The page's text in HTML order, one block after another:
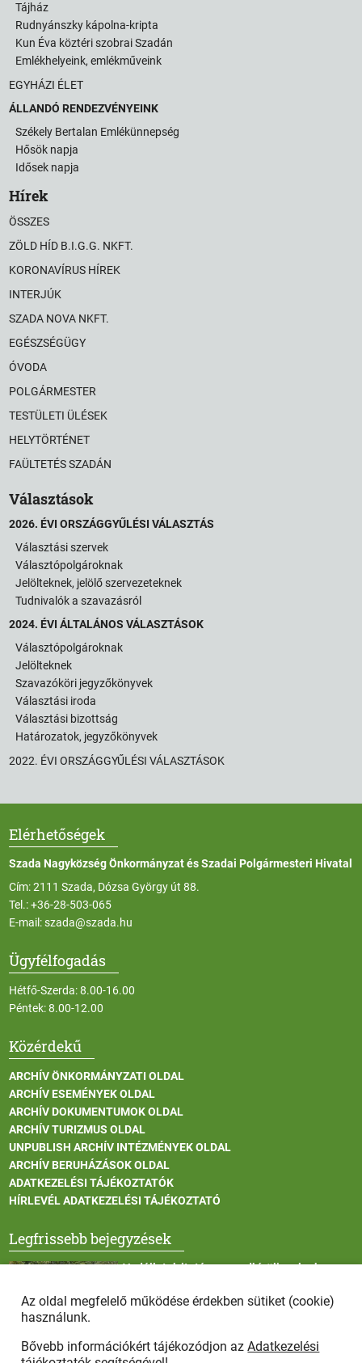
Tájház
Rudnyánszky kápolna-kripta
Kun Éva köztéri szobrai Szadán
Emlékhelyeink, emlékműveink
EGYHÁZI ÉLET
ÁLLANDÓ RENDEZVÉNYEINK
Székely Bertalan Emlékünnepség
Hősök napja
Idősek napja
Hírek
ÖSSZES
ZÖLD HÍD B.I.G.G. NKFT.
KORONAVÍRUS HÍREK
INTERJÚK
SZADA NOVA NKFT.
EGÉSZSÉGÜGY
ÓVODA
POLGÁRMESTER
TESTÜLETI ÜLÉSEK
HELYTÖRTÉNET
FAÜLTETÉS SZADÁN
Választások
2026. ÉVI ORSZÁGGYŰLÉSI VÁLASZTÁS
Választási szervek
Választópolgároknak
Jelölteknek, jelölő szervezeteknek
Tudnivalók a szavazásról
2024. ÉVI ÁLTALÁNOS VÁLASZTÁSOK
Választópolgároknak
Jelölteknek
Szavazóköri jegyzőkönyvek
Választási iroda
Választási bizottság
Határozatok, jegyzőkönyvek
2022. ÉVI ORSZÁGGYŰLÉSI VÁLASZTÁSOK
Elérhetőségek
Szada Nagyközség Önkormányzat és Szadai Polgármesteri Hivatal
Cím: 2111 Szada, Dózsa György út 88.
Tel.:+36-28-503-065
E-mail:szada@szada.hu
Ügyfélfogadás
Hétfő-Szerda: 8.00-16.00
Péntek: 8.00-12.00
Közérdekű
ARCHÍV ÖNKORMÁNYZATI OLDAL
ARCHÍV ESEMÉNYEK OLDAL
ARCHÍV DOKUMENTUMOK OLDAL
ARCHÍV TURIZMUS OLDAL
UNPUBLISH ARCHÍV INTÉZMÉNYEK OLDAL
ARCHÍV BERUHÁZÁSOK OLDAL
ADATKEZELÉSI TÁJÉKOZTATÓK
HÍRLEVÉL ADATKEZELÉSI TÁJÉKOZTATÓ
Legfrissebb bejegyzések
Vadállatok itatása a rendkívüli melegben
Afrikai sertéspestis - kérések a lakosság felé
Az oldal megfelelő működése érdekben sütiket (cookie)
használunk.
Bővebb információkért tájékozódjon azAdatkezelési